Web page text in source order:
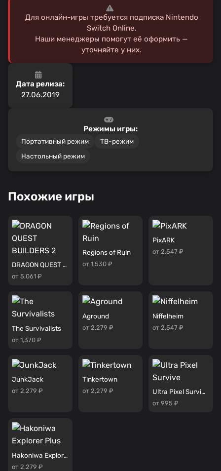
Для онлайн-игры требуется подписка Nintendo
Switch Online.
Наши менеджеры помогут её оформить —
уточняйте у них.
Дата релиза:
27.06.2019
Режимы игры:
Портативный режим
ТВ-режим
Настольный режим
Похожие игры
DRAGON QUEST BUILDERS 2
от 5,061 ₽
Regions of Ruin
от 1,530 ₽
PixARK
от 2,547 ₽
The Survivalists
от 1,370 ₽
Aground
от 2,279 ₽
Niffelheim
от 2,547 ₽
JunkJack
от 2,279 ₽
Tinkertown
от 2,279 ₽ Ultra Pixel Survive
от 995 ₽
Hakoniwa Explorer Plus
от 2,279 ₽